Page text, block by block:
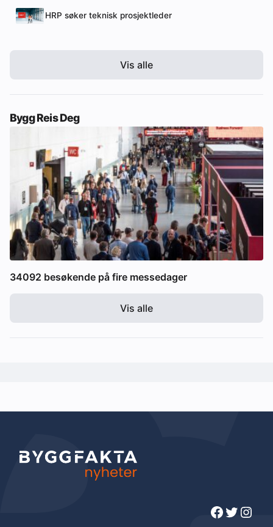
HRP søker teknisk prosjektleder
Vis alle
Bygg Reis Deg
34092 besøkende på fire messedager
Vis alle
Facebook Twitter Instagram